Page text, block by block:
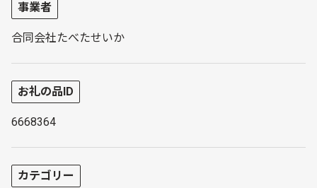
事業者
合同会社たべたせいか
お礼の品ID
6668364
カテゴリー